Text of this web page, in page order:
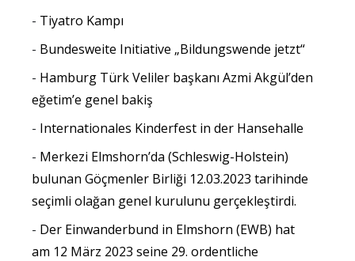
Tiyatro Kampı
Bundesweite Initiative „Bildungswende jetzt“
Hamburg Türk Veliler başkanı Azmi Akgül’den
eğetim’e genel bakiş
Internationales Kinderfest in der Hansehalle
Merkezi Elmshorn’da (Schleswig-Holstein)
bulunan Göçmenler Birliği 12.03.2023 tarihinde
seçimli olağan genel kurulunu gerçekleştirdi.
Der Einwanderbund in Elmshorn (EWB) hat
am 12 März 2023 seine 29. ordentliche